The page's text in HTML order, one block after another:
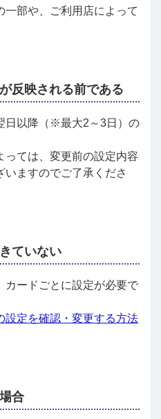
一部や、ご利用店によって
反映される前である
日以降（※最大2～3日）の
っては、変更前の設定内容
いますのでご了承くださ
ていない
カードごとに設定が必要で
設定を確認・変更する方法
合